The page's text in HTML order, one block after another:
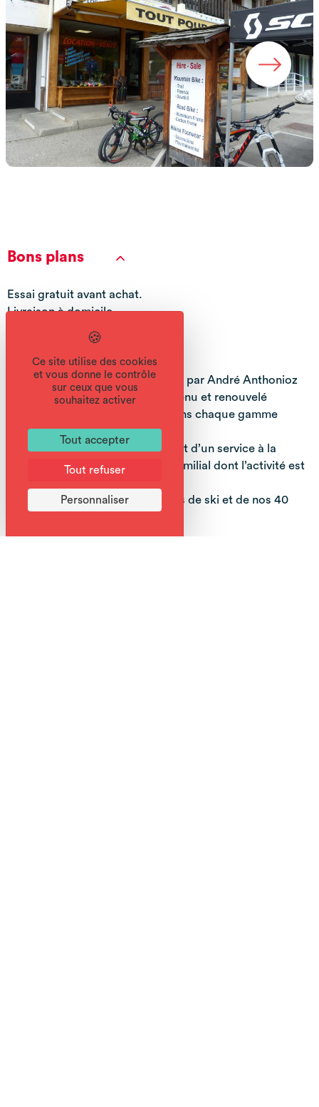
Bons plans
Essai gratuit avant achat.
Livraison à domicile.
Anthonioz Ski a été créée en 1981 par André Anthonioz
Un parc de location varié, entretenu et renouvelé
fréquemment. ( ski de l’année dans chaque gamme
disponible )
Bénéficiez d’un réel savoir-faire et d’un service à la
personne propre à un magasin familial dont l’activité est
Profitez de conseils de moniteurs de ski et de nos 40
Ce site utilise des cookies
et vous donne le contrôle
sur ceux que vous
souhaitez activer
Tout accepter
Tout refuser
Personnaliser